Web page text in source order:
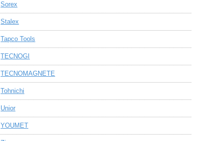
Sorex
Stalex
Tapco Tools
TECNOGI
TECNOMAGNETE
Tohnichi
Unior
YOUMET